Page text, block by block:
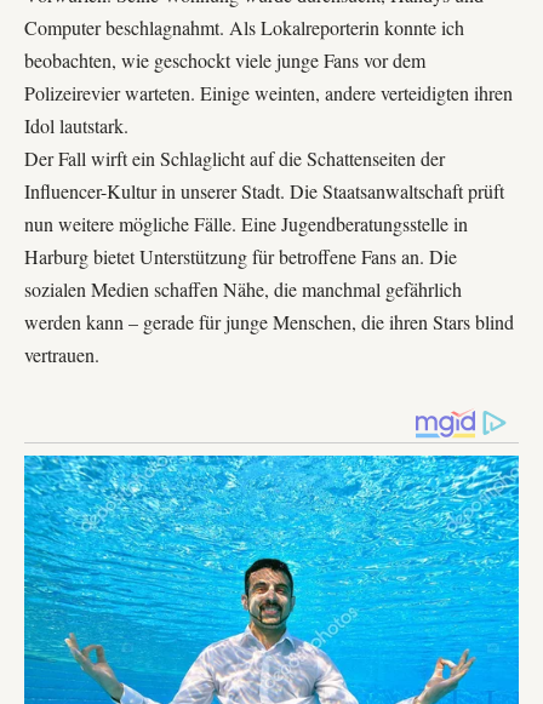
Computer beschlagnahmt. Als Lokalreporterin konnte ich
beobachten, wie geschockt viele junge Fans vor dem
Polizeirevier warteten. Einige weinten, andere verteidigten ihren
Idol lautstark.
Der Fall wirft ein Schlaglicht auf die Schattenseiten der
Influencer-Kulturin unserer Stadt. Die Staatsanwaltschaft prüft
nun weitere mögliche Fälle. EineJugendberatungsstelle in
Harburgbietet Unterstützung für betroffene Fans an. Die
sozialen Medien schaffen Nähe, die manchmal gefährlich
werden kann – gerade für junge Menschen, die ihren Stars blind
vertrauen.